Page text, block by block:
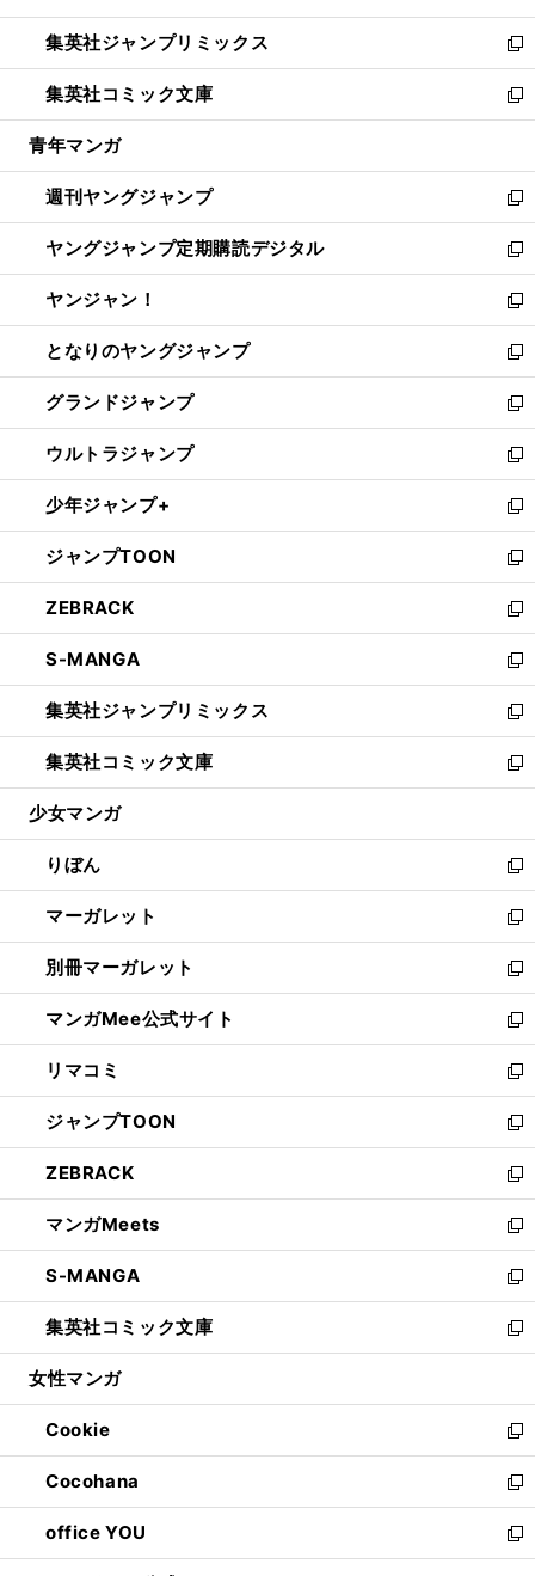
開
く
ウ
で
開
く
ン
ド
ウ
で
開
ウ
ィ
ン
ド
ウ
開
く
し
い
ウ
ィ
ン
ウ
で
開
く
集英社ジャンプリミックス
新
し
い
ウ
ン
ド
ウ
で
開
く
集英社コミック文庫
新
し
ウ
ィ
ン
ド
ウ
で
開
く
青年マンガ
週刊ヤングジャンプ
新
し
い
ウ
ィ
ン
ド
ウ
で
開
く
ヤングジャンプ定期購読デジタル
新
し
い
ウ
ィ
ン
ド
ウ
で
開
く
ヤンジャン！
新
し
い
ウ
ィ
ン
ド
ウ
で
開
く
となりのヤングジャンプ
新
し
い
ウ
ィ
ン
ド
ウ
で
開
く
グランドジャンプ
新
し
い
ウ
ィ
ン
ド
ウ
で
開
く
ウルトラジャンプ
新
し
い
ウ
ィ
ン
ド
ウ
で
開
く
少年ジャンプ+
新
し
い
ウ
ィ
ン
ド
ウ
で
開
く
ジャンプTOON
新
し
い
ウ
ィ
ン
ド
ウ
で
開
ZEBRACK
新
し
い
ウ
ィ
ン
ド
ウ
開
く
S-MANGA
新
し
い
ウ
ィ
ン
ウ
で
開
く
集英社ジャンプリミックス
新
し
い
ウ
ン
ド
ウ
で
開
く
集英社コミック文庫
新
し
ウ
ィ
ン
ド
ウ
で
開
く
少女マンガ
りぼん
新
し
い
ウ
ィ
ン
ド
ウ
で
開
く
マーガレット
新
し
い
ウ
ィ
ン
ド
ウ
で
開
く
別冊マーガレット
新
し
い
ウ
ィ
ン
ド
ウ
で
開
く
マンガMee公式サイト
新
し
い
ウ
ィ
ン
ド
ウ
で
開
く
リマコミ
新
し
い
ウ
ィ
ン
ド
ウ
で
開
く
ジャンプTOON
新
し
い
ウ
ィ
ン
ド
ウ
で
開
ZEBRACK
新
し
い
ウ
ィ
ン
ド
ウ
開
く
マンガMeets
新
し
い
ウ
ィ
ン
ウ
で
開
く
S-MANGA
新
し
い
ウ
ン
ド
ウ
で
開
く
集英社コミック文庫
新
し
ウ
ィ
ン
ド
ウ
で
開
女性マンガ
Cookie
新
し
い
ウ
ィ
ン
Cocohana
新
し
い
ウ
office YOU
新
し